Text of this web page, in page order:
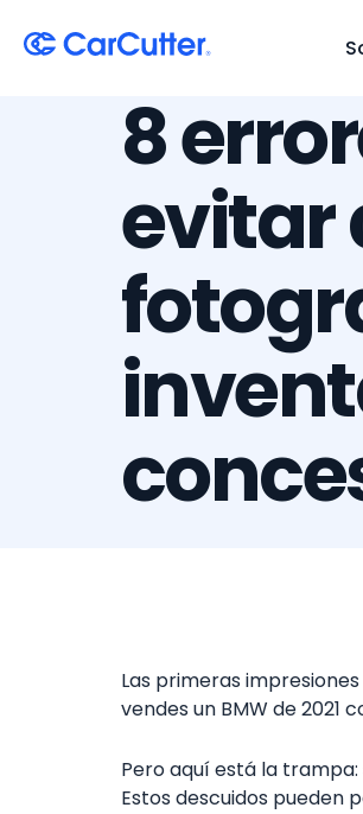
8
evitar
Las primeras
vendes un BMW de
Pero aquí está la
Estos descuidos pueden